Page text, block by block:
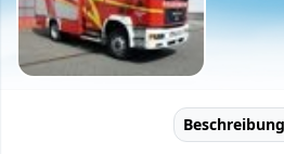
Beschreibung